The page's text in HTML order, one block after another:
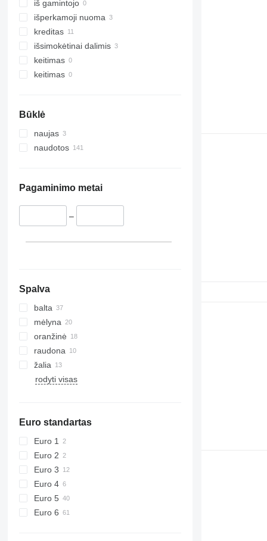
iš gamintojo
išperkamoji nuoma
kreditas
išsimokėtinai dalimis
keitimas
keitimas
Būklė
naujas
naudotos
Pagaminimo metai
–
Spalva
balta
mėlyna
oranžinė
raudona
žalia
rodyti visas
Euro standartas
Euro 1
Euro 2
Euro 3
Euro 4
Euro 5
Euro 6